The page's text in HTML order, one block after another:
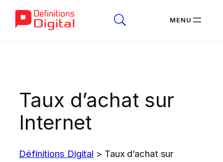
Taux d’achat sur
Internet
Définitions Digital > Taux d’achat sur